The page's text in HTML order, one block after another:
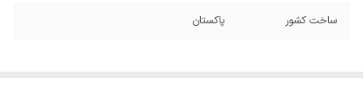
ساخت کشور پاکستان